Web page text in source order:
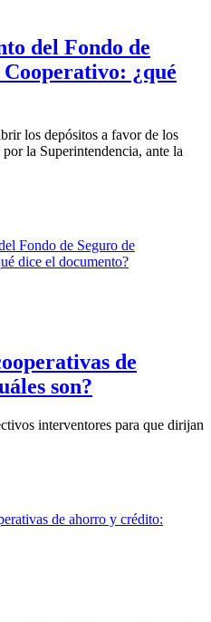
del Fondo de
Cooperativo: ¿qué
los depósitos a favor de los
la Superintendencia, ante la
de
son?
interventores para que dirijan